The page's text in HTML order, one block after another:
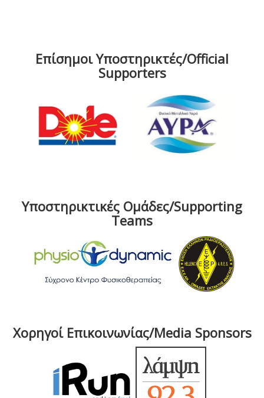
Επίσημοι Υποστηρικτές/Official
Supporters
Υποστηρικτικές Ομάδες/Supporting
Teams
Χορηγοί Επικοινωνίας/Media Sponsors